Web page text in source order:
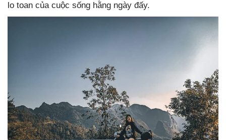
lo toan của cuộc sống hằng ngày đấy.